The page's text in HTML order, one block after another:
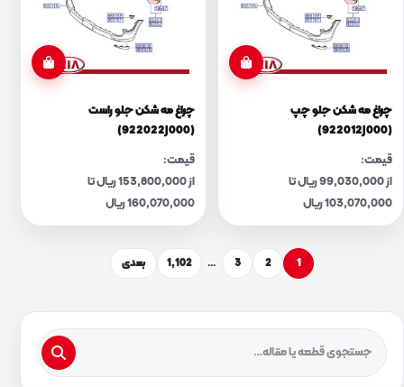
چراغ مه شکن جلو چپ
(922012J000)
قیمت:
از 99,030,000 ریال تا
103,070,000 ریال
چراغ مه شکن جلو راست
(922022J000)
قیمت:
از 153,800,000 ریال تا
160,070,000 ریال
1
2
3
…
1,102 بعدی